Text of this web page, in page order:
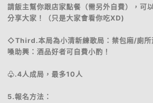
請飯主幫你跟店家點餐（需另外自費），可
分享大家！（只是大家會看你吃XD)
◇Third.本局為小清新練歌局：禁包廂/廁所
嗓助興：酒品好者可自費小酌！
♧.4人成局，最多10人
5.報名方法：